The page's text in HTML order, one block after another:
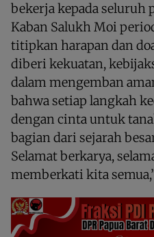
bekerja kepada seluruh
Kaban Salukh Moi
titipkan harapan dan
diberi kekuatan,
dalam mengemban
bahwa setiap langkah
dengan cinta untuk
bagian dari sejarah
Selamat berkarya,
memberkati kita